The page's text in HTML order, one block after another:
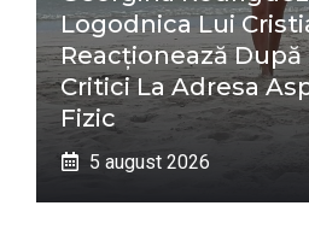
Logodnica Lui
Reacționează
Critici La Adresa
Fizic
5 august 2026